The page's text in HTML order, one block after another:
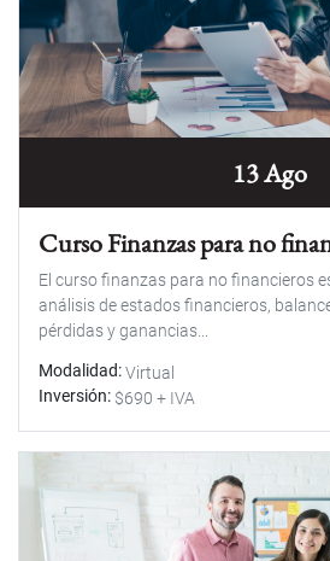
13 Ago
Curso Finanzas para no
El curso finanzas para no financieros
análisis de estados financieros,
pérdidas y ganancias...
Modalidad Virtual
Inversión $690 + IVA